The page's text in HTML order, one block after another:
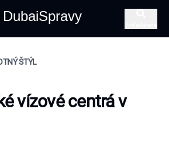
DubaiSpravy
ŠTÝL
vízové centrá v